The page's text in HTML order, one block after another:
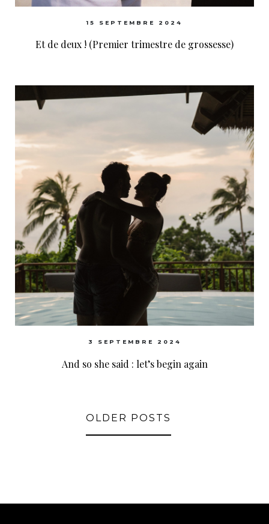
15 SEPTEMBRE 2024
Et de deux ! (Premier trimestre de grossesse)
3 SEPTEMBRE 2024
And so she said : let’s begin again
OLDER POSTS